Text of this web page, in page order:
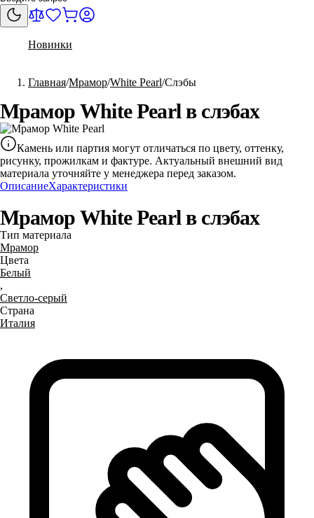
Новинки
Главная Мрамор White Pearl Слэбы
Мрамор White Pearl в слэбах
Камень или партия могут отличаться по цвету, оттенку,
рисунку, прожилкам и фактуре. Актуальный внешний вид
материала уточняйте у менеджера перед заказом.
ОписаниеХарактеристики
Мрамор White Pearl в слэбах
Тип материала
Мрамор
Цвета
Белый
,
Светло-серый
Страна
Италия